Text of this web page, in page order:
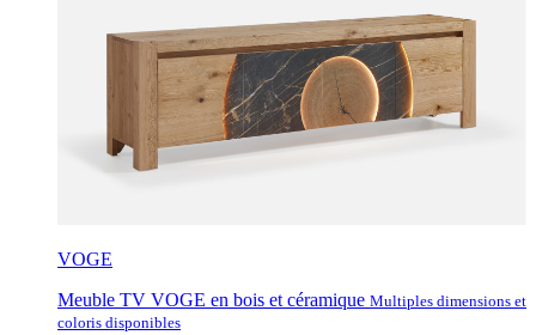
VOGE
Meuble TV VOGE en bois et céramique Multiples dimensions et
coloris disponibles